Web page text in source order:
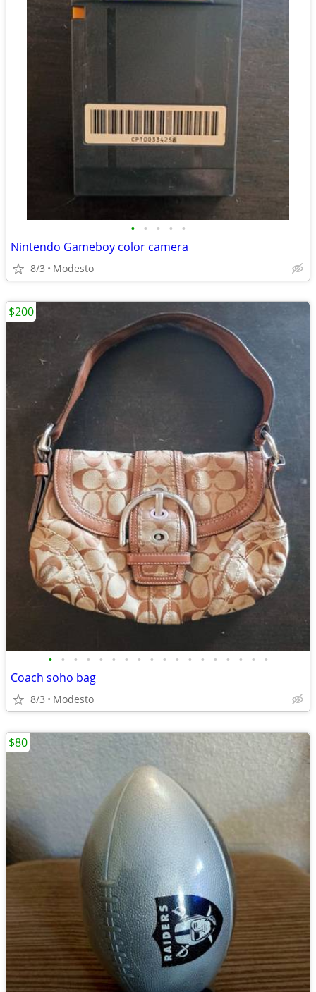
• • • • •
Nintendo Gameboy color camera
8/3 Modesto
• • • • • • • • • • • • • • • • • •
Coach soho bag
8/3 Modesto
$200
$80